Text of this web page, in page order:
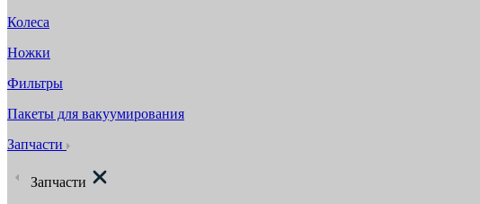
Колеса
Ножки
Фильтры
Пакеты для вакуумирования
Запчасти
Запчасти